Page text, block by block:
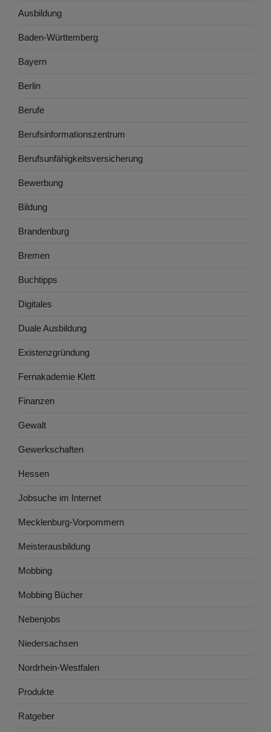
Ausbildung
Baden-Württemberg
Bayern
Berlin
Berufe
Berufsinformationszentrum
Berufsunfähigkeitsversicherung
Bewerbung
Bildung
Brandenburg
Bremen
Buchtipps
Digitales
Duale Ausbildung
Existenzgründung
Fernakademie Klett
Finanzen
Gewalt
Gewerkschaften
Hessen
Jobsuche im Internet
Mecklenburg-Vorpommern
Meisterausbildung
Mobbing
Mobbing Bücher
Nebenjobs
Niedersachsen
Nordrhein-Westfalen
Produkte
Ratgeber